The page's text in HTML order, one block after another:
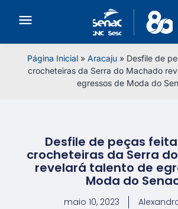
Página Inicial » Aracaju » Desfile de
crocheteiras da Serra do Machado
egressos de Moda do
Desfile de peças
crocheteiras da Serra
revelará talento de
Moda do
maio 10, 2023